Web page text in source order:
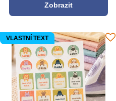
Zobrazit
VLASTNÍ TEXT